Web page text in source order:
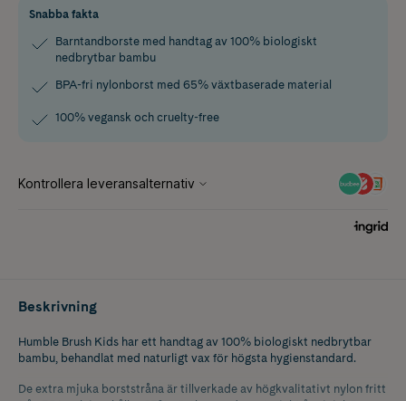
Snabba fakta
Barntandborste med handtag av 100% biologiskt
nedbrytbar bambu
BPA-fri nylonborst med 65% växtbaserade material
100% vegansk och cruelty-free
Beskrivning
Humble Brush Kids har ett handtag av 100% biologiskt nedbrytbar
bambu, behandlat med naturligt vax för högsta hygienstandard.
De extra mjuka borststråna är tillverkade av högkvalitativt nylon fritt